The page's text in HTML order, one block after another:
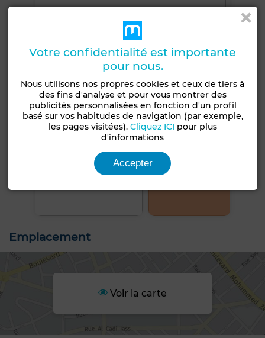
+8 PHOTOS
Emplacement
Voir la carte
Votre confidentialité est importante
pour nous.
Nous utilisons nos propres cookies et ceux de tiers à
des fins d'analyse et pour vous montrer des
publicités personnalisées en fonction d'un profil
basé sur vos habitudes de navigation (par exemple,
les pages visitées). Cliquez ICI pour plus
d'informations
Accepter